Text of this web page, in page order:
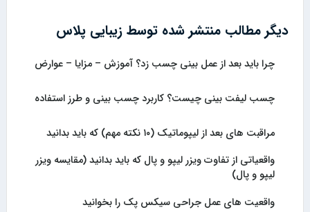
دیگر مطالب منتشر شده توسط زیبایی پلاس
چرا باید بعد از عمل بینی چسب زد؟ آموزش – مزایا – عوارض
چسب لیفت بینی چیست؟ کاربرد چسب بینی و طرز استفاده
مراقبت های بعد از لیپوماتیک (۱۰ نکته مهم) که باید بدانید
واقعیاتی از تفاوت ویزر لیپو و پال که باید بدانید (مقایسه ویزر
لیپو و پال)
واقعیت های عمل جراحی سیکس پک را بخوانید